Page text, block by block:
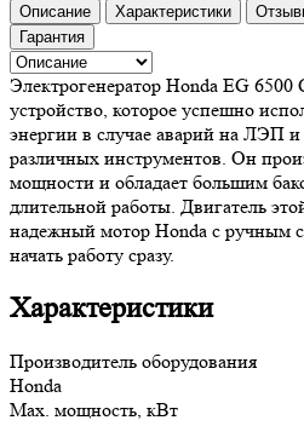
Описание Характеристики
Гарантия
Электрогенератор Honda EG 6500
устройство, которое успешно
энергии в случае аварий на ЛЭП
различных инструментов. Он
мощности и обладает большим
длительной работы. Двигатель
надежный мотор Honda с ручным
начать работу сразу.
Характеристики
Производитель оборудования
Honda
Max. мощность, кВт